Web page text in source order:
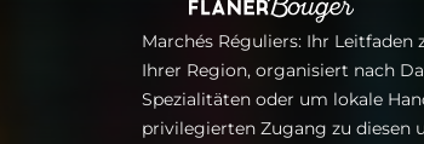
Marchés Réguliers: Ihr
Ihrer Region, organisiert nach
Spezialitäten oder um lokale
privilegierten Zugang zu diesen